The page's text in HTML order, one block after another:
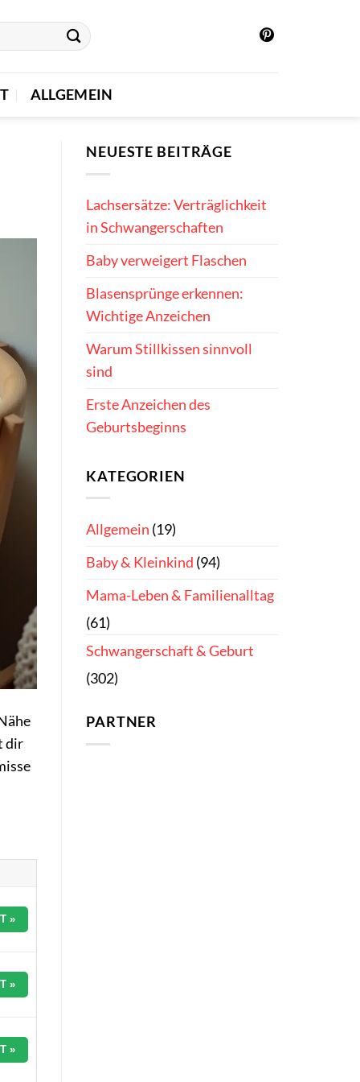
ALLGEMEIN
dir
»
»
»
NEUESTE BEITRÄGE
Lachsersätze: Verträglichkeit
in Schwangerschaften
Baby verweigert Flaschen
Blasensprünge erkennen:
Wichtige Anzeichen
Warum Stillkissen sinnvoll
sind
Erste Anzeichen des
Geburtsbeginns
KATEGORIEN
Allgemein (19)
Baby & Kleinkind (94)
Mama-Leben & Familienalltag
(61)
Schwangerschaft & Geburt
(302)
PARTNER